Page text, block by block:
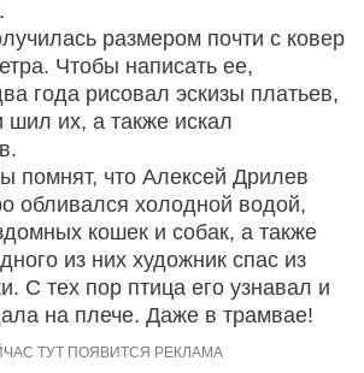
размером почти с ковер
Чтобы написать ее,
года рисовал эскизы платьев,
шил их, а также искал
помнят, что Алексей Дрилев
обливался холодной водой,
кошек и собак, а также
из них художник спас из
С тех пор птица его узнавал и
на плече. Даже в трамвае!